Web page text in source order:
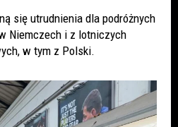
się utrudnienia dla podróżnych
Niemczech i z lotniczych
w tym z Polski.